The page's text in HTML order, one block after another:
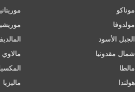
موناكو
مولدوفا
الجبل الأسود
شمال مقدونيا
مالطا
هولندا
مالاوي
ماليزيا